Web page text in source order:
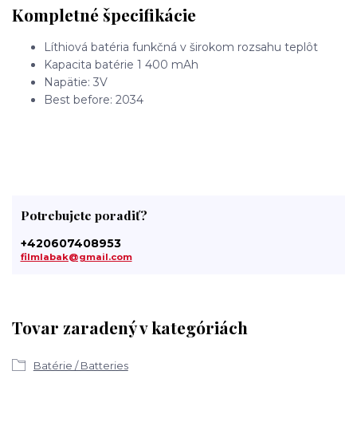
Kompletné špecifikácie
Líthiová batéria funkčná v širokom rozsahu teplôt
Kapacita batérie 1 400 mAh
Napätie: 3V
Best before: 2034
Tovar zaradený v kategóriách
Batérie / Batteries
Potrebujete poradiť?
+420607408953
filmlabak@gmail.com